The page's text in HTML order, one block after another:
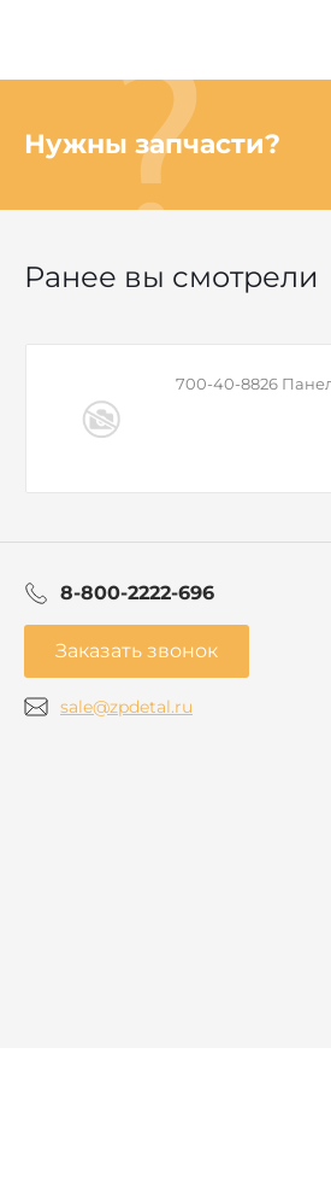
Нужны запчасти?
Ранее вы смотрели
700-40-8826
8-800-2222-696
Заказать звонок
sale@zpdetal.ru